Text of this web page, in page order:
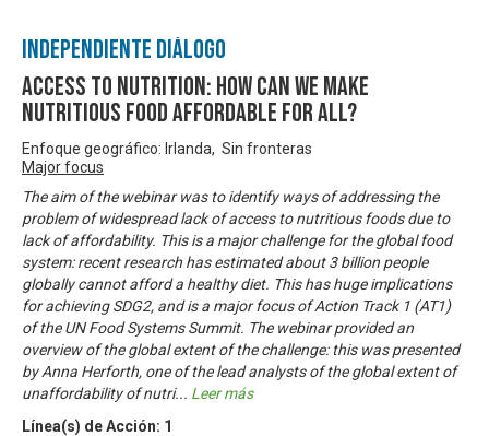
Independiente Diálogo
Access to Nutrition: How can we make
nutritious food affordable for all?
Enfoque geográfico: Irlanda, Sin fronteras
Major focus
The aim of the webinar was to identify ways of addressing the
problem of widespread lack of access to nutritious foods due to
lack of affordability. This is a major challenge for the global food
system: recent research has estimated about 3 billion people
globally cannot afford a healthy diet. This has huge implications
for achieving SDG2, and is a major focus of Action Track 1 (AT1)
of the UN Food Systems Summit. The webinar provided an
overview of the global extent of the challenge: this was presented
by Anna Herforth, one of the lead analysts of the global extent of
unaffordability of nutri... Leer más
Línea(s) de Acción: 1